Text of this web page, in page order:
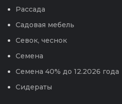
Рассада
Садовая мебель
Севок, чеснок
Семена
Семена 40% до 12.2026 года
Сидераты